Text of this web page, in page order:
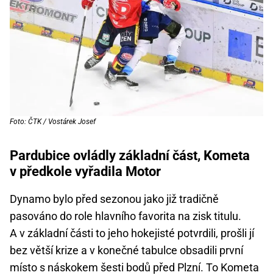
Foto: ČTK / Vostárek Josef
Pardubice ovládly základní část, Kometa
v předkole vyřadila Motor
Dynamo bylo před sezonou jako již tradičně
pasováno do role hlavního favorita na zisk titulu.
A v základní části to jeho hokejisté potvrdili, prošli jí
bez větší krize a v konečné tabulce obsadili první
místo s náskokem šesti bodů před Plzní. To Kometa